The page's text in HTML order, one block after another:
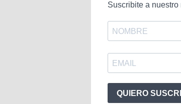
Suscribite a nuestro
QUIERO